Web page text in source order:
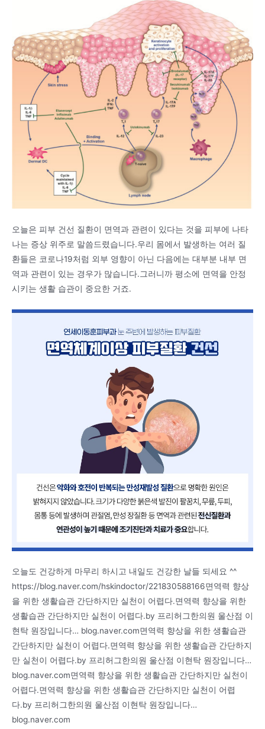
오늘은 피부 건선 질환이 면역과 관련이 있다는 것을 피부에 나타
나는 증상 위주로 말씀드렸습니다.우리 몸에서 발생하는 여러 질
환들은 코로나19처럼 외부 영향이 아닌 다음에는 대부분 내부 면
역과 관련이 있는 경우가 많습니다.그러니까 평소에 면역을 안정
시키는 생활 습관이 중요한 거죠.
오늘도 건강하게 마무리 하시고 내일도 건강한 날들 되세요 ^^
https://blog.naver.com/hskindoctor/221830588166면역력 향상
을 위한 생활습관 간단하지만 실천이 어렵다.면역력 향상을 위한
생활습관 간단하지만 실천이 어렵다.by 프리허그한의원 울산점 이
현탁 원장입니다… blog.naver.com면역력 향상을 위한 생활습관
간단하지만 실천이 어렵다.면역력 향상을 위한 생활습관 간단하지
만 실천이 어렵다.by 프리허그한의원 울산점 이현탁 원장입니다…
blog.naver.com면역력 향상을 위한 생활습관 간단하지만 실천이
어렵다.면역력 향상을 위한 생활습관 간단하지만 실천이 어렵
다.by 프리허그한의원 울산점 이현탁 원장입니다…
blog.naver.com